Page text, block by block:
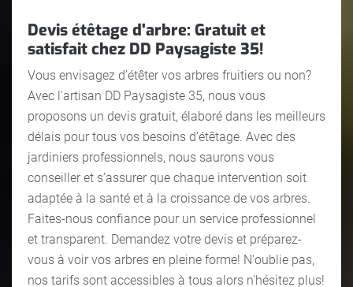
Devis étêtage d'arbre: Gratuit et
satisfait chez DD Paysagiste 35!
Vous envisagez d’étêter vos arbres fruitiers ou non?
Avec l'artisan DD Paysagiste 35, nous vous
proposons un devis gratuit, élaboré dans les meilleurs
délais pour tous vos besoins d’étêtage. Avec des
jardiniers professionnels, nous saurons vous
conseiller et s’assurer que chaque intervention soit
adaptée à la santé et à la croissance de vos arbres.
Faites-nous confiance pour un service professionnel
et transparent. Demandez votre devis et préparez-
vous à voir vos arbres en pleine forme! N'oublie pas,
nos tarifs sont accessibles à tous alors n'hésitez plus!